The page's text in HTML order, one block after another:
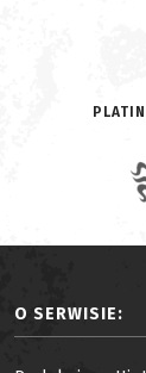
O SERWISIE: